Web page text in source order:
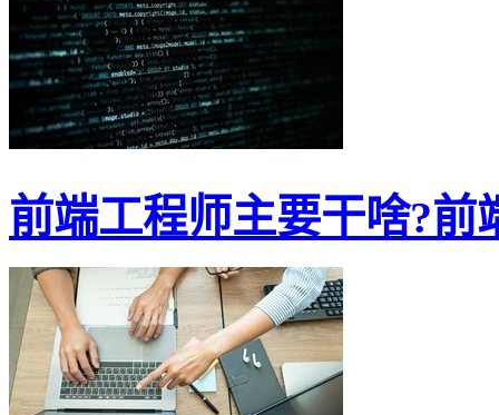
前端工程师主要干啥?前